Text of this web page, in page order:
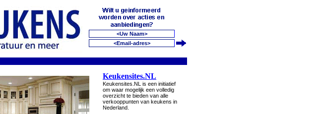
Keukensites.NL
Keukensites.NL is een initiatief
om waar mogelijk een volledig
overzicht te bieden van alle
verkooppunten van keukens in
Nederland.